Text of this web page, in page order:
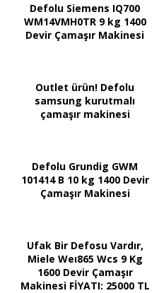
Defolu Siemens IQ700
WM14VMH0TR 9 kg 1400
Devir Çamaşır Makinesi
Outlet ürün! Defolu
samsung kurutmalı
çamaşır makinesi
Defolu Grundig GWM
101414 B 10 kg 1400 Devir
Çamaşır Makinesi
Ufak Bir Defosu Vardır,
Miele Weı865 Wcs 9 Kg
1600 Devir Çamaşır
Makinesi FİYATI: 25000 TL